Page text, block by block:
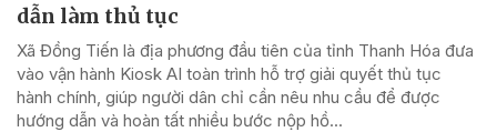
dẫn làm thủ tục
Xã Đồng Tiến là địa phương đầu tiên của tỉnh Thanh Hóa đưa
vào vận hành Kiosk AI toàn trình hỗ trợ giải quyết thủ tục
hành chính, giúp người dân chỉ cần nêu nhu cầu để được
hướng dẫn và hoàn tất nhiều bước nộp hồ...